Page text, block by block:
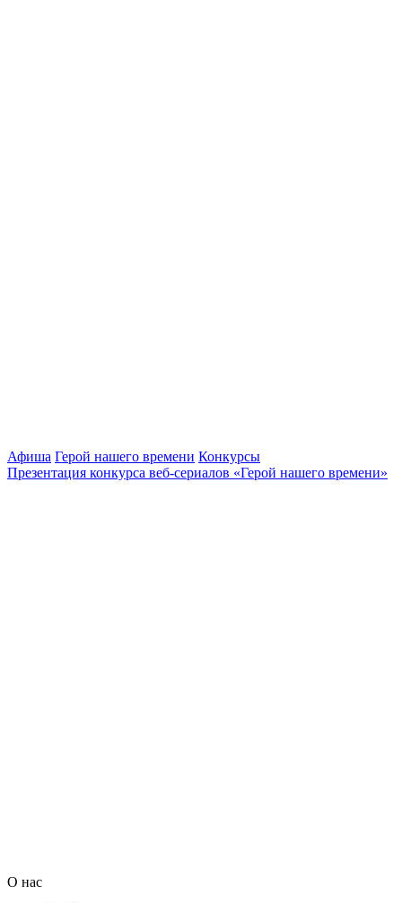
Афиша Герой нашего времени Конкурсы
Презентация конкурса веб-сериалов «Герой нашего времени»
О нас